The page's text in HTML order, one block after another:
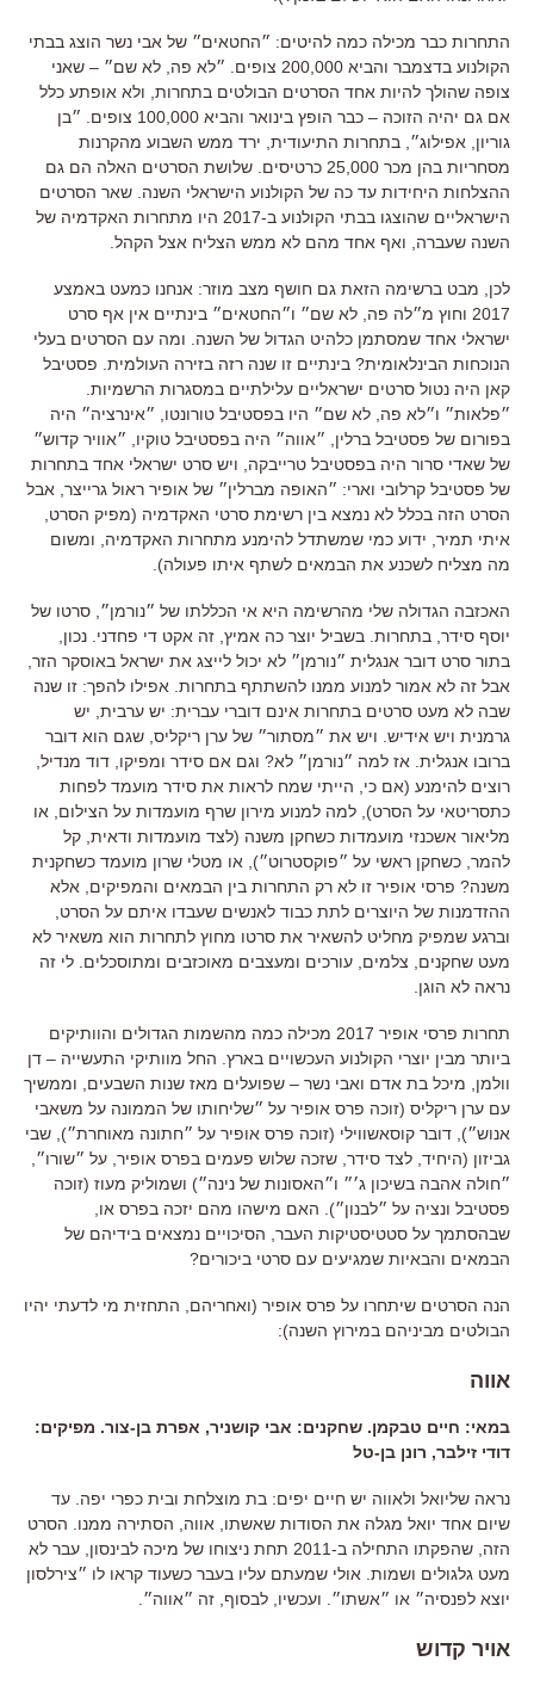
התחרות כבר מכילה כמה להיטים: ״החטאים״ של אבי נשר הוצג בבתי
הקולנוע בדצמבר והביא 200,000 צופים. ״לא פה, לא שם״ – שאני
צופה שהולך להיות אחד הסרטים הבולטים בתחרות, ולא אופתע כלל
אם גם יהיה הזוכה – כבר הופץ בינואר והביא 100,000 צופים. ״בן
גוריון, אפילוג״, בתחרות התיעודית, ירד ממש השבוע מהקרנות
מסחריות בהן מכר 25,000 כרטיסים. שלושת הסרטים האלה הם גם
ההצלחות היחידות עד כה של הקולנוע הישראלי השנה. שאר הסרטים
הישראליים שהוצגו בבתי הקולנוע ב-2017 היו מתחרות האקדמיה של
השנה שעברה, ואף אחד מהם לא ממש הצליח אצל הקהל.
לכן, מבט ברשימה הזאת גם חושף מצב מוזר: אנחנו כמעט באמצע
2017 וחוץ מ״לה פה, לא שם״ ו״החטאים״ בינתיים אין אף סרט
ישראלי אחד שמסתמן כלהיט הגדול של השנה. ומה עם הסרטים בעלי
הנוכחות הבינלאומית? בינתיים זו שנה רזה בזירה העולמית. פסטיבל
קאן היה נטול סרטים ישראליים עלילתיים במסגרות הרשמיות.
״פלאות״ ו״לא פה, לא שם״ היו בפסטיבל טורונטו, ״אינרציה״ היה
בפורום של פסטיבל ברלין, ״אווה״ היה בפסטיבל טוקיו, ״אוויר קדוש״
של שאדי סרור היה בפסטיבל טרייבקה, ויש סרט ישראלי אחד בתחרות
של פסטיבל קרלובי וארי: ״האופה מברלין״ של אופיר ראול גרייצר, אבל
הסרט הזה בכלל לא נמצא בין רשימת סרטי האקדמיה (מפיק הסרט,
איתי תמיר, ידוע כמי שמשתדל להימנע מתחרות האקדמיה, ומשום
מה מצליח לשכנע את הבמאים לשתף איתו פעולה).
האכזבה הגדולה שלי מהרשימה היא אי הכללתו של ״נורמן״, סרטו של
יוסף סידר, בתחרות. בשביל יוצר כה אמיץ, זה אקט די פחדני. נכון,
בתור סרט דובר אנגלית ״נורמן״ לא יכול לייצג את ישראל באוסקר הזר,
אבל זה לא אמור למנוע ממנו להשתתף בתחרות. אפילו להפך: זו שנה
שבה לא מעט סרטים בתחרות אינם דוברי עברית: יש ערבית, יש
גרמנית ויש אידיש. ויש את ״מסתור״ של ערן ריקליס, שגם הוא דובר
ברובו אנגלית. אז למה ״נורמן״ לא? וגם אם סידר ומפיקו, דוד מנדיל,
רוצים להימנע (אם כי, הייתי שמח לראות את סידר מועמד לפחות
כתסריטאי על הסרט), למה למנוע מירון שרף מועמדות על הצילום, או
מליאור אשכנזי מועמדות כשחקן משנה (לצד מועמדות ודאית, קל
להמר, כשחקן ראשי על ״פוקסטרוט״), או מטלי שרון מועמד כשחקנית
משנה? פרסי אופיר זו לא רק התחרות בין הבמאים והמפיקים, אלא
ההזדמנות של היוצרים לתת כבוד לאנשים שעבדו איתם על הסרט,
וברגע שמפיק מחליט להשאיר את סרטו מחוץ לתחרות הוא משאיר לא
מעט שחקנים, צלמים, עורכים ומעצבים מאוכזבים ומתוסכלים. לי זה
נראה לא הוגן.
תחרות פרסי אופיר 2017 מכילה כמה מהשמות הגדולים והוותיקים
ביותר מבין יוצרי הקולנוע העכשויים בארץ. החל מוותיקי התעשייה – דן
וולמן, מיכל בת אדם ואבי נשר – שפועלים מאז שנות השבעים, וממשיך
עם ערן ריקליס (זוכה פרס אופיר על ״שליחותו של הממונה על משאבי
אנוש״), דובר קוסאשווילי (זוכה פרס אופיר על ״חתונה מאוחרת״), שבי
גביזון (היחיד, לצד סידר, שזכה שלוש פעמים בפרס אופיר, על ״שורו״,
״חולה אהבה בשיכון ג׳״ ו״האסונות של נינה״) ושמוליק מעוז (זוכה
פסטיבל ונציה על ״לבנון״). האם מישהו מהם יזכה בפרס או,
שבהסתמך על סטטיסטיקות העבר, הסיכויים נמצאים בידיהם של
הבמאים והבאיות שמגיעים עם סרטי ביכורים?
הנה הסרטים שיתחרו על פרס אופיר (ואחריהם, התחזית מי לדעתי יהיו
הבולטים מביניהם במירוץ השנה):
אווה
במאי: חיים טבקמן. שחקנים: אבי קושניר, אפרת בן-צור. מפיקים:
דודי זילבר, רונן בן-טל
נראה שליואל ולאווה יש חיים יפים: בת מוצלחת ובית כפרי יפה. עד
שיום אחד יואל מגלה את הסודות שאשתו, אווה, הסתירה ממנו. הסרט
הזה, שהפקתו התחילה ב-2011 תחת ניצוחו של מיכה לבינסון, עבר לא
מעט גלגולים ושמות. אולי שמעתם עליו בעבר כשעוד קראו לו ״צירלסון
יוצא לפנסיה״ או ״אשתו״. ועכשיו, לבסוף, זה ״אווה״.
אויר קדוש